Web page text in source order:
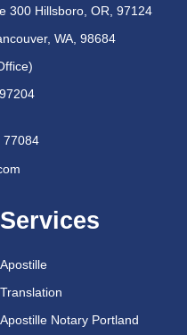
300 Hillsboro, OR, 97124
WA, 98684
77084
Services
Apostille
Translation
Apostille Notary Portland